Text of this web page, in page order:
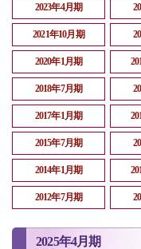
2023年4月期
2021年10月期
2020年1月期
2018年7月期
2017年1月期
2015年7月期
2014年1月期
2012年7月期
2025年4月期